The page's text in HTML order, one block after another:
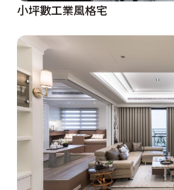
小坪數工業風格宅